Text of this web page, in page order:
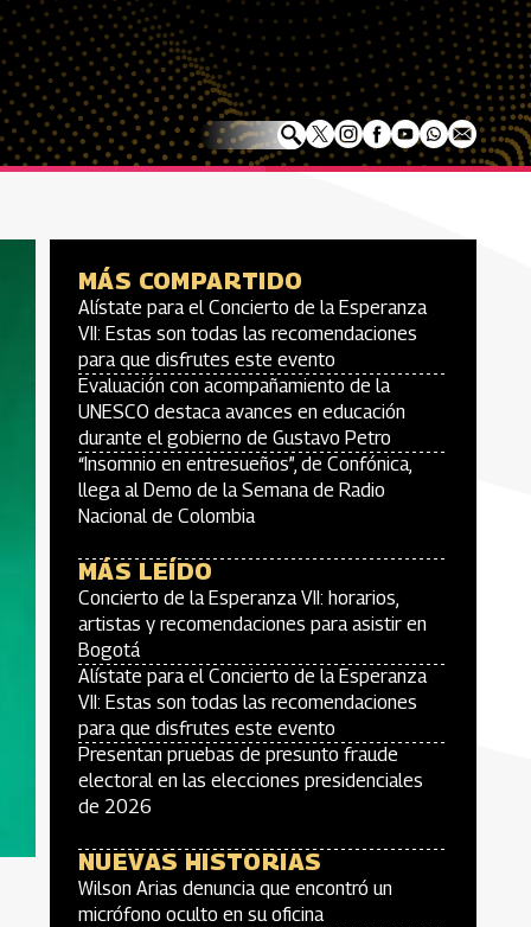
MÁS COMPARTIDO
Alístate para el Concierto de la Esperanza
VII: Estas son todas las recomendaciones
para que disfrutes este evento
Evaluación con acompañamiento de la
UNESCO destaca avances en educación
durante el gobierno de Gustavo Petro
“Insomnio en entresueños”, de Confónica,
llega al Demo de la Semana de Radio
Nacional de Colombia
MÁS LEÍDO
Concierto de la Esperanza VII: horarios,
artistas y recomendaciones para asistir en
Bogotá
Alístate para el Concierto de la Esperanza
VII: Estas son todas las recomendaciones
para que disfrutes este evento
Presentan pruebas de presunto fraude
electoral en las elecciones presidenciales
de 2026
NUEVAS HISTORIAS
Wilson Arias denuncia que encontró un
micrófono oculto en su oficina